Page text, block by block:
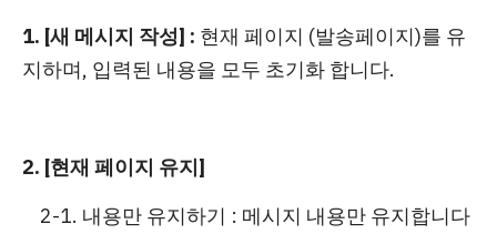
1. [새 메시지 작성] : 현재 페이지 (발송페이지)를 유
지하며, 입력된 내용을 모두 초기화 합니다.
2. [현재 페이지 유지]
2-1. 내용만 유지하기 : 메시지 내용만 유지합니다